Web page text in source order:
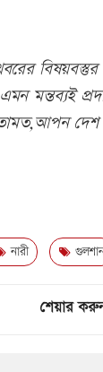
মন্তব্যই
নারী
শেয়ার